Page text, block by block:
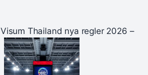
Visum Thailand nya regler 2026 –